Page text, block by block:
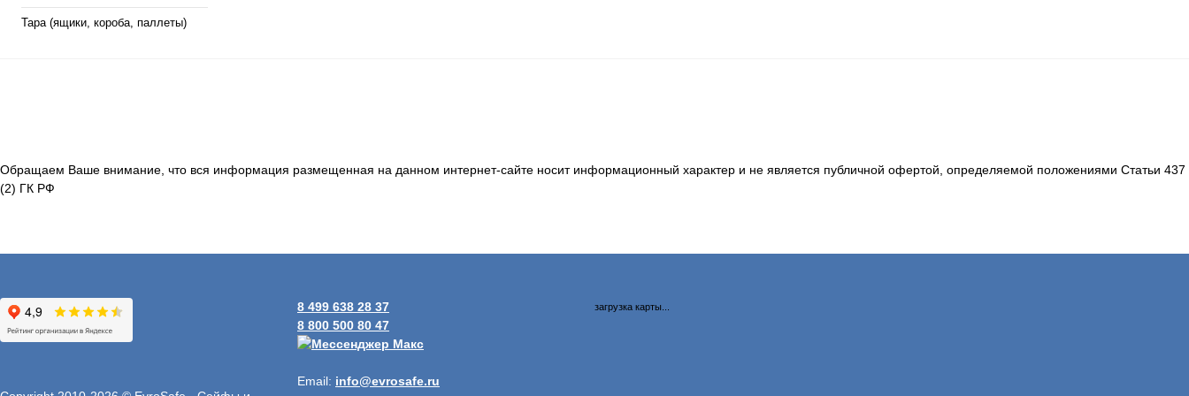
Тара (ящики, короба, паллеты)
Обращаем Ваше внимание, что вся информация размещенная на данном интернет-сайте носит информационный характер и не является публичной офертой, определяемой положениями Статьи 437
(2) ГК РФ
8 499 638 28 37
8 800 500 80 47
Email: info@evrosafe.ru
загрузка карты...